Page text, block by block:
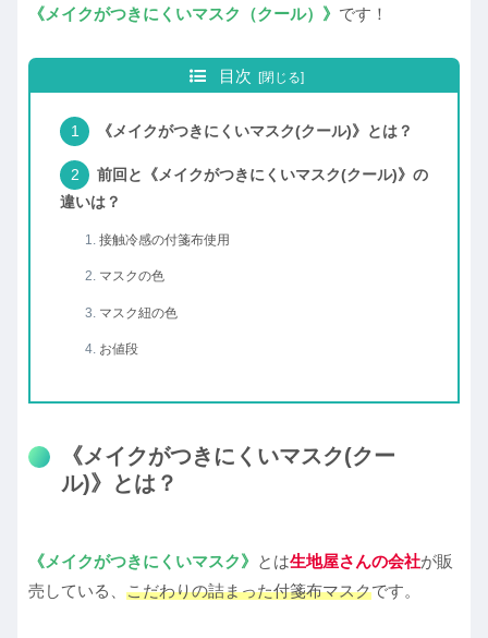
《メイクがつきにくいマスク（クール）》 です！
目次
《メイクがつきにくいマスク(クール)》とは？
前回と《メイクがつきにくいマスク(クール)》の
違いは？
接触冷感の付箋布使用
マスクの色
マスク紐の色
お値段
《メイクがつきにくいマスク(クー
ル)》とは？
《メイクがつきにくいマスク》 とは生地屋さんの会社が販
売している、 こだわりの詰まった付箋布マスクです。